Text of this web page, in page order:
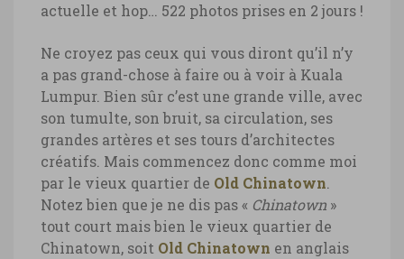
actuelle et hop… 522 photos prises en 2 jours !
Ne croyez pas ceux qui vous diront qu’il n’y
a pas grand-chose à faire ou à voir à Kuala
Lumpur. Bien sûr c’est une grande ville, avec
son tumulte, son bruit, sa circulation, ses
grandes artères et ses tours d’architectes
créatifs. Mais commencez donc comme moi
par le vieux quartier de Old Chinatown
Notez bien que je ne dis pas « Chinatown »
tout court mais bien le vieux quartier de
Chinatown, soit Old Chinatown en anglais